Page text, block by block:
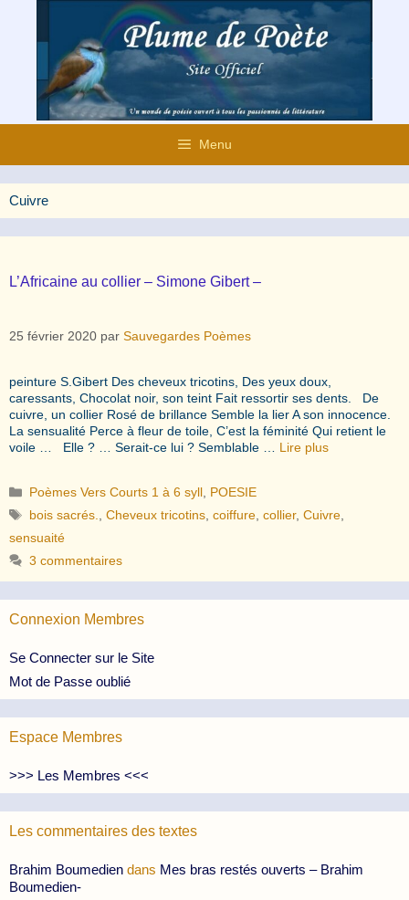
contenu
Menu
Cuivre
L’Africaine au collier – Simone Gibert –
25 février 2020 par Sauvegardes Poèmes
peinture S.Gibert Des cheveux tricotins, Des yeux doux,
caressants, Chocolat noir, son teint Fait ressortir ses dents. De
cuivre, un collier Rosé de brillance Semble la lier A son innocence.
La sensualité Perce à fleur de toile, C’est la féminité Qui retient le
voile … Elle ? … Serait-ce lui ? Semblable … Lire plus
Catégories
Poèmes Vers Courts 1 à 6 syll POESIE
Étiquettes
bois sacrés. ,Cheveux tricotins ,coiffure ,collier,Cuivre
sensuaité
3 commentaires
Connexion Membres
Se Connecter sur le Site
Mot de Passe oublié
Espace Membres
>>> Les Membres <<<
Les commentaires des textes
Brahim Boumedien dans Mes bras restés ouverts – Brahim
Boumedien-